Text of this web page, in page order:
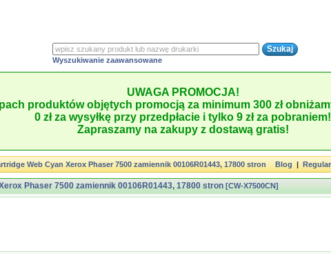
Wyszukiwanie zaawansowane
UWAGA PROMOCJA!
produktów objętych promocją za minimum 300 zł
0 zł za wysyłkę przy przedpłacie i tylko 9 zł za pobraniem!
Zapraszamy na zakupy z dostawą gratis!
Web Cyan Xerox Phaser 7500 zamiennik 00106R01443, 17800 stron Blog|
Phaser 7500 zamiennik 00106R01443, 17800 stron [CW-X7500CN]